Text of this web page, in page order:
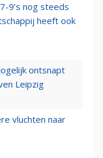
9’s nog steeds
heeft ook
ontsnapt
Leipzig
vluchten naar